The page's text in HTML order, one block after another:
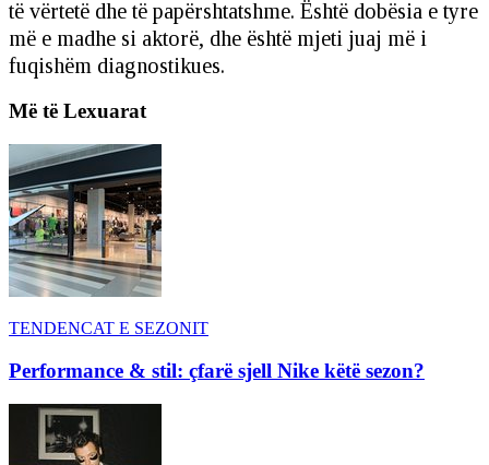
të vërtetë dhe të papërshtatshme. Është dobësia e tyre
më e madhe si aktorë, dhe është mjeti juaj më i
fuqishëm diagnostikues.
Më të Lexuarat
TENDENCAT E SEZONIT
Performance & stil: çfarë sjell Nike këtë sezon?